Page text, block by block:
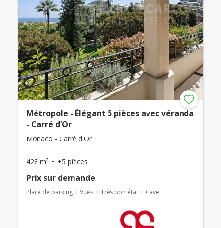
Métropole - Élégant 5 pièces avec véranda
- Carré d’Or
Monaco - Carré d'Or
428 m² +5 pièces
Prix ​​sur demande
Place de parking Vues Très bon état Cave